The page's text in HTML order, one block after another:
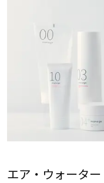
エア・ウォータ